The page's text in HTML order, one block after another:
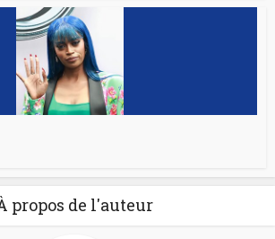
propos de l'auteur